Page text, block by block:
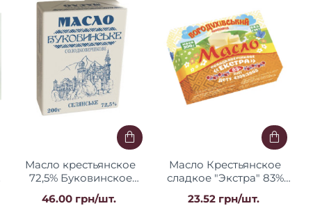
Масло крестьянское
72,5% Буковинское
брикет 200г
46.00 грн/шт.
Масло Крестьянское
сладкое "Экстра" 83%
180 г ГОСТ ТМ "БМ"
23.52 грн/шт.